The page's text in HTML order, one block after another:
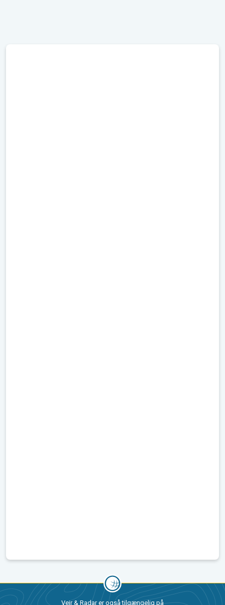
Vejr & Radar er også tilgængelig på